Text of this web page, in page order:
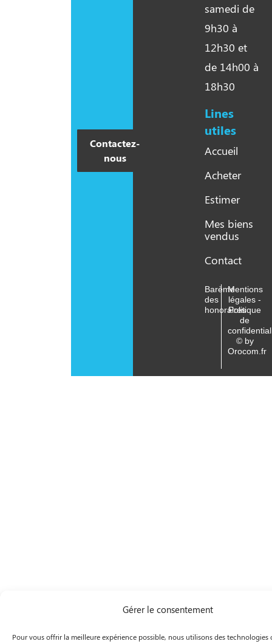
Gérer le consentement
Pour vous offrir la meilleure expérience possible, nous utilisons des technologies
Contactez-
nous
samedi de
9h30 à
12h30 et
de 14h00 à
18h30
Lines
utiles​
Accueil
Acheter
Estimer
Mes biens
vendus
Contact
Barème
des
honoraires
Mentions
légales -
Politique
de
© by
Orocom.fr